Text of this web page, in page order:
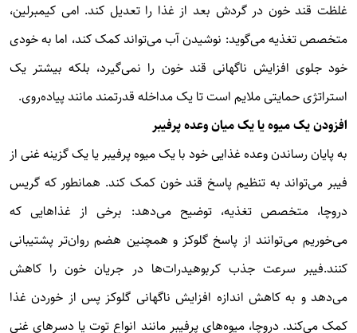
غلظت قند خون در گردش بعد از غذا را تعدیل کند. امی کیمبرلین،
متخصص تغذیه می‌گوید: نوشیدن آب می‌تواند کمک کند، اما به خودی
خود جلوی افزایش ناگهانی قند خون را نمی‌گیرد، بلکه بیشتر یک
استراتژی حمایتی ملایم است تا یک مداخله قدرتمند مانند پیاده‌روی.
افزودن یک میوه یا یک میان وعده پرفیبر
به پایان رساندن وعده غذایی خود با یک میوه پرفیبر یا یک گزینه غنی از
فیبر می‌تواند به تنظیم پاسخ قند خون کمک کند. همانطور که گریس
دروچا، متخصص تغذیه، توضیح می‌دهد: برخی از غذاهایی که
می‌خوریم می‌توانند از پاسخ گلوکز و همچنین هضم روان‌تر پشتیبانی
کنند.فیبر سرعت جذب کربوهیدرات‌ها در جریان خون را کاهش
می‌دهد و به کاهش اندازه افزایش ناگهانی گلوکز پس از خوردن غذا
کمک می‌کند. دروچا، میوه‌های پرفیبر مانند انواع توت یا دسرهای غنی